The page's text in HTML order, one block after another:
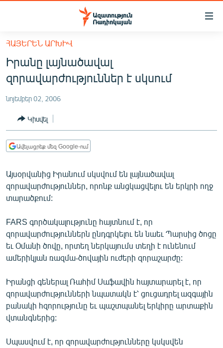
Մատչելիության
հիմնական
բովանդակությանը
հիմնական
մենյուին
ՀԱՅԱՍՏԱՆ
ՔԱՂԱՔԱԿԱՆ
ԸՆՏՐՈՒԹՅՈՒՆՆԵՐ 2026
ԻՐԱՎՈՒՆՔ
ՀԱՍԱՐԱԿՈՒԹՅՈՒՆ
ՂԱՐԱԲԱՂ
ՊԱՏԵՐԱԶՄԻ 6 ՇԱԲԱԹՆԵՐԸ
ՄԻՋԱԶԳԱՅԻՆ
ՄՇԱԿՈՒՅԹ
ՄԵԿՆԱԲԱՆՈՒԹՅՈՒՆ
ՏՏ ԵՒ ԻՆՏԵՐՆԵՏ
ԿՈՐՈՆԱՎԻՐՈՒՍ
ԱՐԽԻՎ
ՀԱՅԵՐԵՆ ԱՐԽԻՎ
Իրանը լայնածավալ
զորավարժություններ է սկսում
նոյեմբեր 02, 2006
Կիսվել
Ավելացրեք մեզ Google-ում
Այսօրվանից Իրանում սկսվում են լայնածավալ
զորավարժություններ, որոնք անցկացվելու են երկրի ողջ
տարածքում:
FARS գործակալությունը հայտնում է, որ
զորավարժություններն ընդգրկելու են նաեւ Պարսից ծոցը
եւ Օմանի ծովը, որտեղ ներկայումս տեղի է ունենում
ամերիկյան ռազմա֊ծովային ուժերի զորաշարժը:
Իրանցի գեներալ Ռահիմ Սաֆավին հայտարարել է, որ
զորավարժությունների նպատակն է՝ ցուցադրել ազգային
բանակի հզորությունը եւ պաշտպանել երկիրը արտաքին
վտանգներից:
Սպասվում է, որ զորավարժությունները կսկսվեն